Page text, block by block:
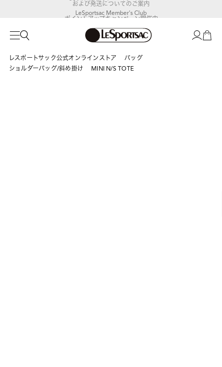
LeSportsac Member's Club
ポイントアップキャンペーン開催中
レスポートサック公式オンラインストア
バッグ
ショルダーバッグ/斜め掛け
MINI N/S TOTE